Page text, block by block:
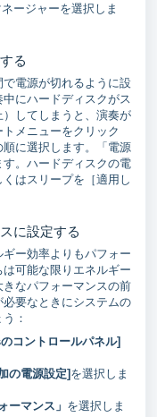
ージャーを選択しま
る
電源が切れるように設
にハードディスクがス
してしまうと、演奏が
メニューをクリック
に選択します。「電源
。ハードディスクの電
はスリープを［適用し
に設定する
ー効率よりもパフォー
可能な限りエネルギー
なパフォーマンスの前
要なときにシステムの
：
コントロールパネル]
の電源設定] を選択しま
ーマンス」 を選択しま